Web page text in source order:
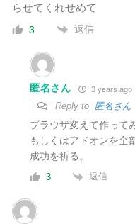
らせてくれせめて
3 返信
匿名さん 3 years ago
Reply to 匿名さん
ブラウザ変えて作って
もしくはアドオンを全
成功を祈る。
3 返信